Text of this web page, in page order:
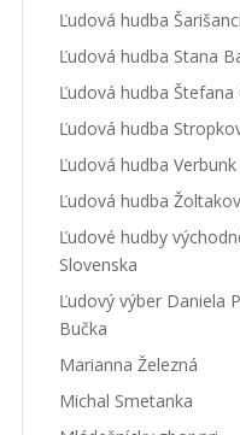
Ľudová hudba Šarišanci
Ľudová hudba Stana
Ľudová hudba Štefana
Ľudová hudba
Ľudová hudba Verbunk
Ľudová hudba
Ľudové hudby
Slovenska
Ľudový výber Daniela
Bučka
Marianna Železná
Michal Smetanka